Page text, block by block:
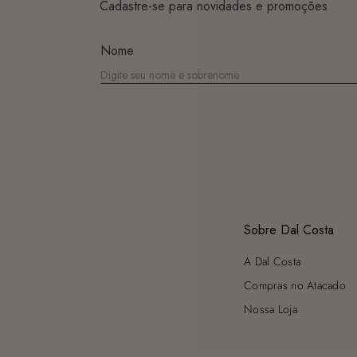
Cadastre-se para novidades e promoções
Nome
Sobre Dal Costa
A Dal Costa
Compras no Atacado
Nossa Loja